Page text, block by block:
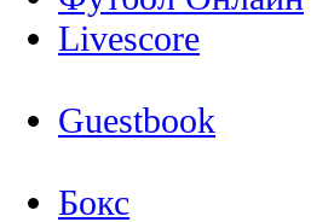
Livescore
Guestbook
Бокс